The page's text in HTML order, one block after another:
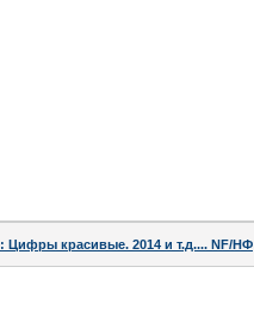
Цифры красивые. 2014 и т.д.... NF/НФ